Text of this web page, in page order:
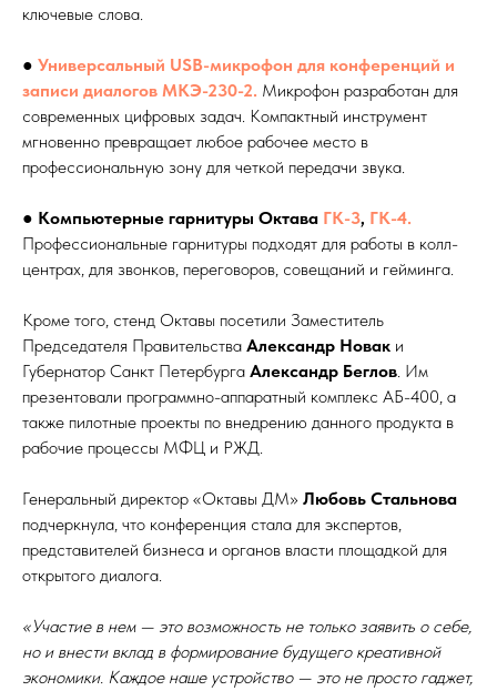
ключевые слова.
● Универсальный USB-микрофон для конференций и
записи диалогов МКЭ-230-2. Микрофон разработан для
современных цифровых задач. Компактный инструмент
мгновенно превращает любое рабочее место в
профессиональную зону для четкой передачи звука.
● Компьютерные гарнитуры Октава ГК-3, ГК-4.
Профессиональные гарнитуры подходят для работы в колл-
центрах, для звонков, переговоров, совещаний и гейминга.
Кроме того, стенд Октавы посетили Заместитель
Председателя Правительства Александр Новак и
Губернатор Санкт Петербурга Александр Беглов. Им
презентовали программно-аппаратный комплекс АБ-400, а
также пилотные проекты по внедрению данного продукта в
рабочие процессы МФЦ и РЖД.
Генеральный директор «Октавы ДМ» Любовь Стальнова
подчеркнула, что конференция стала для экспертов,
представителей бизнеса и органов власти площадкой для
открытого диалога.
«Участие в нем — это возможность не только заявить о себе,
но и внести вклад в формирование будущего креативной
экономики. Каждое наше устройство — это не просто гаджет,